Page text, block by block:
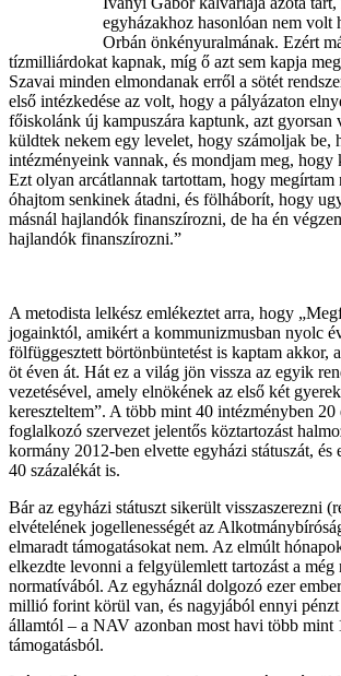
egyházakhoz hasonlóan nem volt
Orbán önkényuralmának. Ezért
tízmilliárdokat kapnak, míg ő azt sem kapja
Szavai minden elmondanak erről a sötét
első intézkedése az volt, hogy a pályázaton
főiskolánk új kampuszára kaptunk, azt gyorsan
küldtek nekem egy levelet, hogy számoljak be,
intézményeink vannak, és mondjam meg, hogy
Ezt olyan arcátlannak tartottam, hogy
óhajtom senkinek átadni, és fölháborít, hogy
másnál hajlandók finanszírozni, de ha én
hajlandók finanszírozni.”
A metodista lelkész emlékeztet arra, hogy
jogainktól, amikért a kommunizmusban nyolc
fölfüggesztett börtönbüntetést is kaptam akkor,
öt éven át. Hát ez a világ jön vissza az egyik
vezetésével, amely elnökének az első két
kereszteltem”. A több mint 40 intézményben 20
foglalkozó szervezet jelentős köztartozást
kormány 2012-ben elvette egyházi státuszát, és
40 százalékát is.
Bár az egyházi státuszt sikerült visszaszerezni
elvételének jogellenességét az
elmaradt támogatásokat nem. Az elmúlt
elkezdte levonni a felgyülemlett tartozást a
normatívából. Az egyháznál dolgozó ezer
millió forint körül van, és nagyjából ennyi
államtól – a NAV azonban most havi több mint
támogatásból.